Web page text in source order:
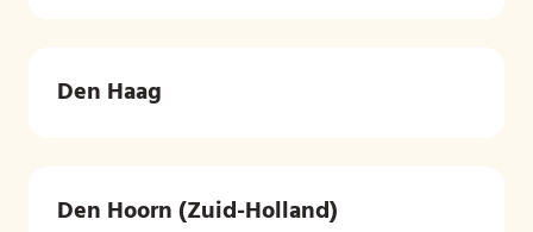
Den Haag
Den Hoorn (Zuid-Holland)